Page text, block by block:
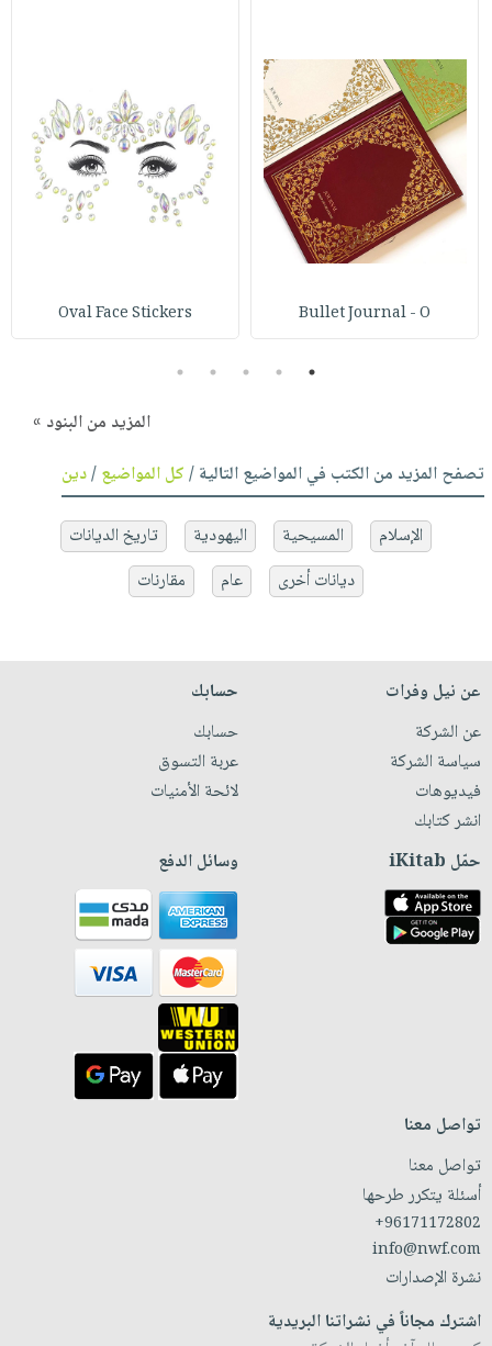
Bullet Journal - O
Oval Face Stickers
1
2
3
4
5
المزيد من البنود »
تصفح المزيد من الكتب في المواضيع التالية /كل المواضيع/دين
الإسلام المسيحية اليهودية
تاريخ الديانات
ديانات أخرى
عام مقارنات
عن نيل وفرات
عن الشركة
سياسة الشركة
فيديوهات
انشر كتابك
حسابك
حسابك
عربة التسوق
لائحة الأمنيات
حمّل iKitab وسائل الدفع
تواصل معنا
تواصل معنا
أسئلة يتكرر طرحها
+96171172802
info@nwf.com
نشرة الإصدارات
اشترك مجاناً في نشراتنا البريدية